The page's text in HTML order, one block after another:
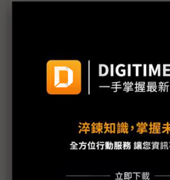
東奧延 寒冬至 LCD電視面板或首
疫情燒出新商機 遠距會議、視訊
川普將討論對中國與華為新禁令
中國重量級企業 AI運算力助抗疫